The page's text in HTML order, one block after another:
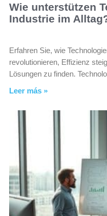
Wie unterstützen
Industrie im
Erfahren Sie, wie
revolutionieren, Effizienz
Lösungen zu finden.
Leer más »